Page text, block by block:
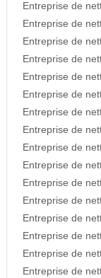
Entreprise de
Entreprise de
Entreprise de
Entreprise de
Entreprise de
Entreprise de
Entreprise de
Entreprise de
Entreprise de
Entreprise de
Entreprise de
Entreprise de
Entreprise de
Entreprise de
Entreprise de
Entreprise de